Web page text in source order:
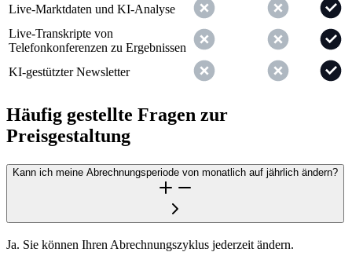
Live-Marktdaten und KI-Analyse
Live-Transkripte von
Telefonkonferenzen zu Ergebnissen
KI-gestützter Newsletter
Häufig gestellte Fragen zur
Preisgestaltung
Kann ich meine Abrechnungsperiode von monatlich auf jährlich ändern?
Ja. Sie können Ihren Abrechnungszyklus jederzeit ändern.